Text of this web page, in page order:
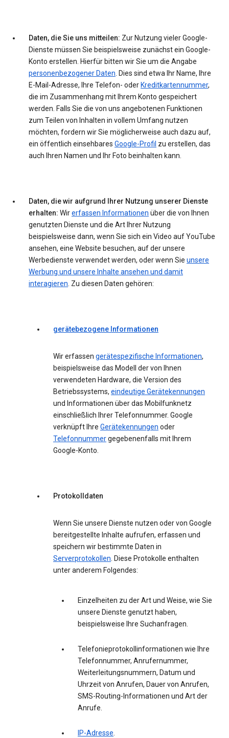
Daten, die Sie uns mitteilen: Zur Nutzung vieler Google-
Dienste müssen Sie beispielsweise zunächst ein Google-
Konto erstellen. Hierfür bitten wir Sie um die Angabe
personenbezogener Daten. Dies sind etwa Ihr Name, Ihre
E-Mail-Adresse, Ihre Telefon- oder Kreditkartennummer,
die im Zusammenhang mit Ihrem Konto gespeichert
werden. Falls Sie die von uns angebotenen Funktionen
zum Teilen von Inhalten in vollem Umfang nutzen
möchten, fordern wir Sie möglicherweise auch dazu auf,
ein öffentlich einsehbares Google-Profil zu erstellen, das
auch Ihren Namen und Ihr Foto beinhalten kann.
Daten, die wir aufgrund Ihrer Nutzung unserer Dienste
erhalten: Wirerfassen Informationen über die von Ihnen
genutzten Dienste und die Art Ihrer Nutzung
beispielsweise dann, wenn Sie sich ein Video auf YouTube
ansehen, eine Website besuchen, auf der unsere
Werbedienste verwendet werden, oder wenn Sie unsere
Werbung und unsere Inhalte ansehen und damit
interagieren. Zu diesen Daten gehören:
gerätebezogene Informationen
Wir erfassen gerätespezifische Informationen,
beispielsweise das Modell der von Ihnen
verwendeten Hardware, die Version des
Betriebssystems, eindeutige Gerätekennungen
und Informationen über das Mobilfunknetz
einschließlich Ihrer Telefonnummer. Google
verknüpft Ihre Gerätekennungen oder
Telefonnummergegebenenfalls mit Ihrem
Google-Konto.
Protokolldaten
Wenn Sie unsere Dienste nutzen oder von Google
bereitgestellte Inhalte aufrufen, erfassen und
speichern wir bestimmte Daten in
Serverprotokollen. Diese Protokolle enthalten
unter anderem Folgendes:
Einzelheiten zu der Art und Weise, wie Sie
unsere Dienste genutzt haben,
beispielsweise Ihre Suchanfragen.
Telefonieprotokollinformationen wie Ihre
Telefonnummer, Anrufernummer,
Weiterleitungsnummern, Datum und
Uhrzeit von Anrufen, Dauer von Anrufen,
SMS-Routing-Informationen und Art der
Anrufe.
IP-Adresse.